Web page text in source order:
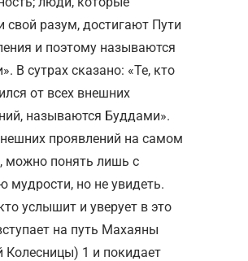
свой разум, достигают Пути
и поэтому называются
В сутрах сказано: «Те, кто
от всех внешних
называются Буддами».
проявлений на самом
можно понять лишь с
мудрости, но не увидеть.
услышит и уверует в это
на путь Махаяны
Колесницы) 1 и покидает